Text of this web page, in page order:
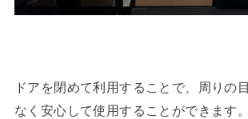
ドアを閉めて利用することで、周りの
なく安心して使用することができます。